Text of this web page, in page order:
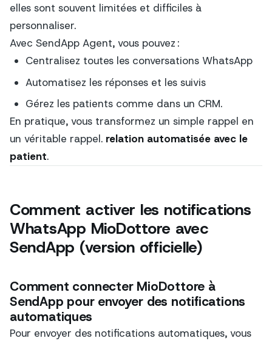
elles sont souvent limitées et difficiles à
personnaliser.
Avec SendApp Agent, vous pouvez :
Centralisez toutes les conversations WhatsApp
Automatisez les réponses et les suivis
Gérez les patients comme dans un CRM.
En pratique, vous transformez un simple rappel en
un véritable rappel. relation automatisée avec le
patient.
Comment activer les notifications
WhatsApp MioDottore avec
SendApp (version officielle)
Comment connecter MioDottore à
SendApp pour envoyer des notifications
automatiques
Pour envoyer des notifications automatiques, vous